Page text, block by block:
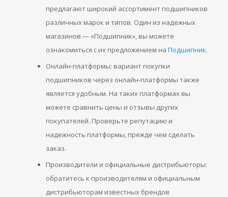
предлагают широкий ассортимент подшипников
различных марок и типов. Один из надежных
магазинов — «Подшипник», вы можете
ознакомиться с их предложением на Подшипник.
Онлайн-платформы: вариант покупки
подшипников через онлайн-платформы также
является удобным. На таких платформах вы
можете сравнить цены и отзывы других
покупателей. Проверьте репутацию и
надежность платформы, прежде чем сделать
заказ.
Производители и официальные дистрибьюторы:
обратитесь к производителям и официальным
дистрибьюторам известных брендов